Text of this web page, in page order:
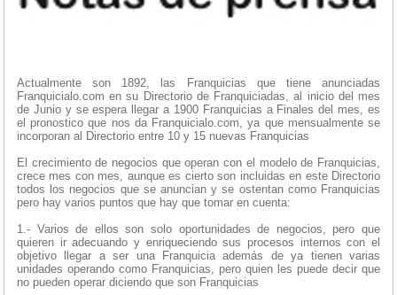
Actualmente son 1892, las Franquicias que tiene anunciadas
Franquicialo.com en su Directorio de Franquiciadas, al inicio del mes
de Junio y se espera llegar a 1900 Franquicias a Finales del mes, es
el pronostico que nos da Franquicialo.com, ya que mensualmente se
incorporan al Directorio entre 10 y 15 nuevas Franquicias
El crecimiento de negocios que operan con el modelo de Franquicias,
crece mes con mes, aunque es cierto son incluidas en este Directorio
todos los negocios que se anuncian y se ostentan como Franquicias
pero hay varios puntos que hay que tomar en cuenta:
1.- Varios de ellos son solo oportunidades de negocios, pero que
quieren ir adecuando y enriqueciendo sus procesos internos con el
objetivo llegar a ser una Franquicia además de ya tienen varias
unidades operando como Franquicias, pero quien les puede decir que
no pueden operar diciendo que son Franquicias